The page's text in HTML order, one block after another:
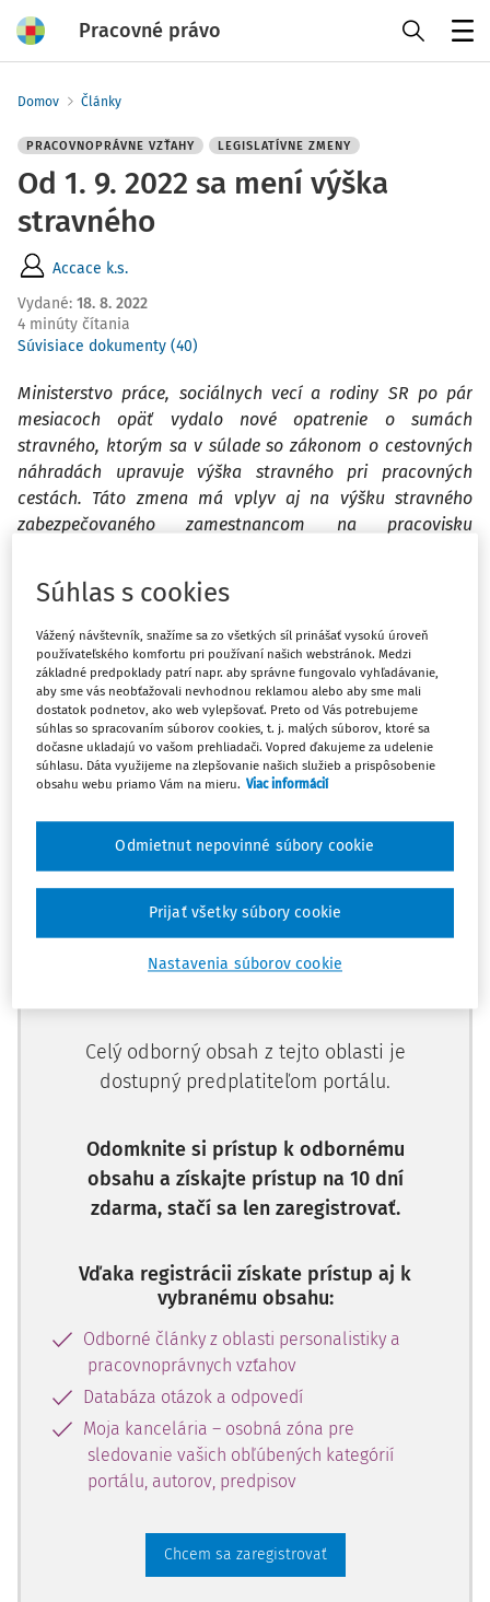
Pracovné právo
Domov Články
PRACOVNOPRÁVNE VZŤAHY LEGISLATÍVNE ZMENY
Od 1. 9. 2022 sa mení výška
stravného
Accace k.s.
Vydané: 18. 8. 2022
4 minúty čítania
Súvisiace dokumenty (40)
Ministerstvo práce, sociálnych vecí a rodiny SR po pár
mesiacoch opäť vydalo nové opatrenie o sumách
stravného, ktorým sa v súlade so zákonom o cestovných
náhradách upravuje výška stravného pri pracovných
cestách. Táto zmena má vplyv aj na výšku stravného
zabezpečovaného zamestnancom na pracovisku
príspevku.
Novelou Zákonníka práce sa rozširuje možnosť poskytovať
miesto stravných lístkov finančný príspevok na stravovanie
na všetkých zamestnancov.
Doposiaľ bol zamestnávateľ p
Máte predplatné? Prihláste sa
Ups, zatiaľ ste si prečítali len
začiatok...
Celý odborný obsah z tejto oblasti je
dostupný predplatiteľom portálu.
Odomknite si prístup k odbornému
obsahu a získajte prístup na 10 dní
zdarma, stačí sa len zaregistrovať.
Vďaka registrácii získate prístup aj k
vybranému obsahu:
Odborné články z oblasti personalistiky a
pracovnoprávnych vzťahov
Databáza otázok a odpovedí
Moja kancelária – osobná zóna pre
sledovanie vašich obľúbených kategórií
portálu, autorov, predpisov
Chcem sa zaregistrovať
Súhlas s cookies
Vážený návštevník, snažíme sa zo všetkých síl prinášať vysokú úroveň
používateľského komfortu pri používaní našich webstránok. Medzi
základné predpoklady patrí napr. aby správne fungovalo vyhľadávanie,
aby sme vás neobťažovali nevhodnou reklamou alebo aby sme mali
dostatok podnetov, ako web vylepšovať. Preto od Vás potrebujeme
súhlas so spracovaním súborov cookies, t. j. malých súborov, ktoré sa
dočasne ukladajú vo vašom prehliadači. Vopred ďakujeme za udelenie
súhlasu. Dáta využijeme na zlepšovanie našich služieb a prispôsobenie
obsahu webu priamo Vám na mieru. Viac informácií
Nastavenia súborov cookie
Odmietnut nepovinné súbory cookie
Prijať všetky súbory cookie